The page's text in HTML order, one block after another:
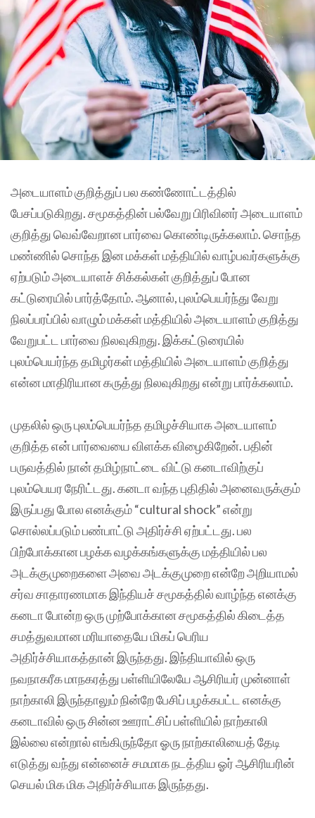
அடையாளம் குறித்துப் பல கண்ணோட்டத்தில்
பேசப்படுகிறது. சமூகத்தின் பல்வேறு பிரிவினர் அடையாளம்
குறித்து வெவ்வேறான பார்வை கொண்டிருக்கலாம். சொந்த
மண்ணில் சொந்த இன மக்கள் மத்தியில் வாழ்பவர்களுக்கு
ஏற்படும் அடையாளச் சிக்கல்கள் குறித்துப் போன
கட்டுரையில் பார்த்தோம். ஆனால், புலம்பெயர்ந்து வேறு
நிலப்பரப்பில் வாழும் மக்கள் மத்தியில் அடையாளம் குறித்து
வேறுபட்ட பார்வை நிலவுகிறது. இக்கட்டுரையில்
புலம்பெயர்ந்த தமிழர்கள் மத்தியில் அடையாளம் குறித்து
என்ன மாதிரியான கருத்து நிலவுகிறது என்று பார்க்கலாம்.
முதலில் ஒரு புலம்பெயர்ந்த தமிழச்சியாக அடையாளம்
குறித்த என் பார்வையை விளக்க விழைகிறேன். பதின்
பருவத்தில் நான் தமிழ்நாட்டை விட்டு கனடாவிற்குப்
புலம்பெயர நேரிட்டது. கனடா வந்த புதிதில் அனைவருக்கும்
இருப்பது போல எனக்கும் “cultural shock” என்று
சொல்லப்படும் பண்பாட்டு அதிர்ச்சி ஏற்பட்டது. பல
பிற்போக்கான பழக்க வழக்கங்களுக்கு மத்தியில் பல
அடக்குமுறைகளை அவை அடக்குமுறை என்றே அறியாமல்
சர்வ சாதாரணமாக இந்தியச் சமூகத்தில் வாழ்ந்த எனக்கு
கனடா போன்ற ஒரு முற்போக்கான சமூகத்தில் கிடைத்த
சமத்துவமான மரியாதையே மிகப் பெரிய
அதிர்ச்சியாகத்தான் இருந்தது. இந்தியாவில் ஒரு
நவநாகரீக மாநகரத்து பள்ளியிலேயே ஆசிரியர் முன்னாள்
நாற்காலி இருந்தாலும் நின்றே பேசிப் பழக்கபட்ட எனக்கு
கனடாவில் ஒரு சின்ன ஊராட்சிப் பள்ளியில் நாற்காலி
இல்லை என்றால் எங்கிருந்தோ ஓரு நாற்காலியைத் தேடி
எடுத்து வந்து என்னைச் சமமாக நடத்திய ஓர் ஆசிரியரின்
செயல் மிக மிக அதிர்ச்சியாக இருந்தது.